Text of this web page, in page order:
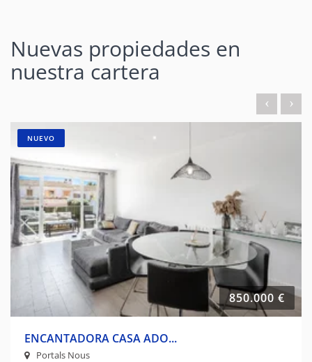
Nuevas propiedades en
nuestra cartera
NUEVO
850.000 €
ENCANTADORA CASA ADO...
Portals Nous